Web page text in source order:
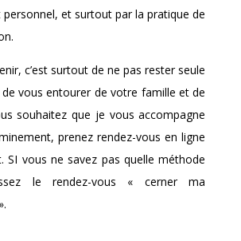
et surtout par la pratique de
c’est surtout de ne pas rester seule
vous entourer de votre famille et de
souhaitez que je vous accompagne
prenez rendez-vous en ligne
SI vous ne savez pas quelle méthode
le rendez-vous « cerner ma